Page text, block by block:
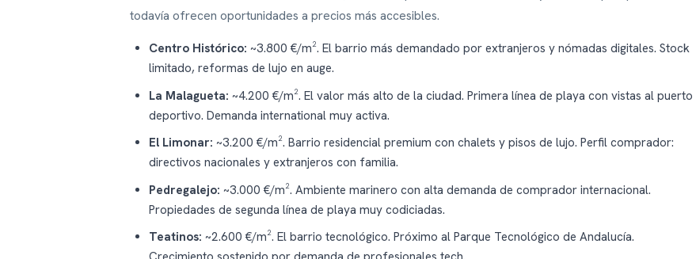
todavía ofrecen oportunidades a precios más accesibles.
Centro Histórico: ~3.800 €/m². El barrio más demandado por extranjeros y nómadas digitales. Stock
limitado, reformas de lujo en auge.
La Malagueta: ~4.200 €/m². El valor más alto de la ciudad. Primera línea de playa con vistas al puerto
deportivo. Demanda international muy activa.
El Limonar: ~3.200 €/m². Barrio residencial premium con chalets y pisos de lujo. Perfil comprador:
directivos nacionales y extranjeros con familia.
Pedregalejo: ~3.000 €/m². Ambiente marinero con alta demanda de comprador internacional.
Propiedades de segunda línea de playa muy codiciadas.
Teatinos: ~2.600 €/m². El barrio tecnológico. Próximo al Parque Tecnológico de Andalucía.